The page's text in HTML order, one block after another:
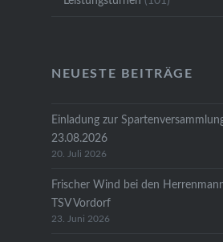
NEUESTE BEITRÄGE
Einladung zur
23.08.2026
20. Juli 2026
Frischer Wind bei den
TSV Vordorf
23. Juni 2026